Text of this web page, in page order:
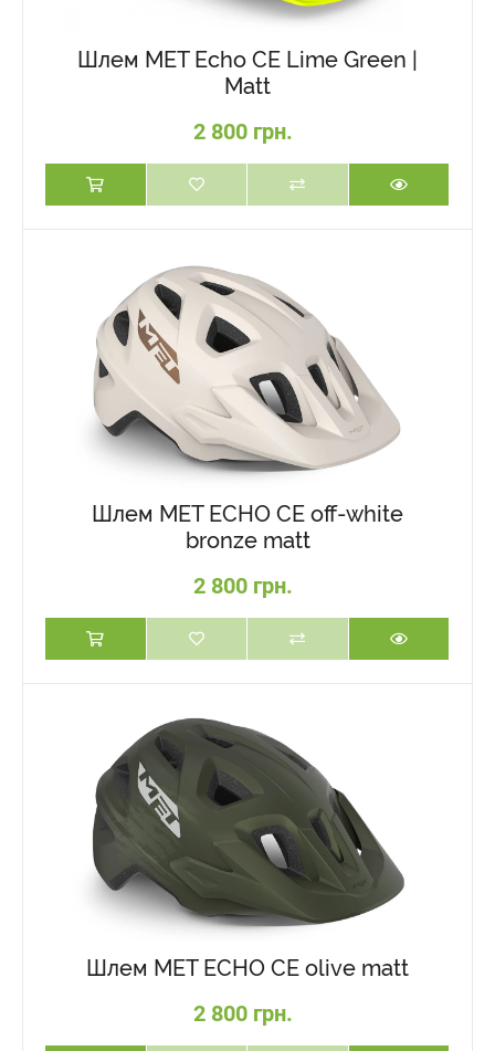
Шлем MET Echo CE Lime Green |
Matt
2 800 грн.
Шлем MET ECHO CE off-white
bronze matt
2 800 грн.
Шлем MET ECHO CE olive matt
2 800 грн.